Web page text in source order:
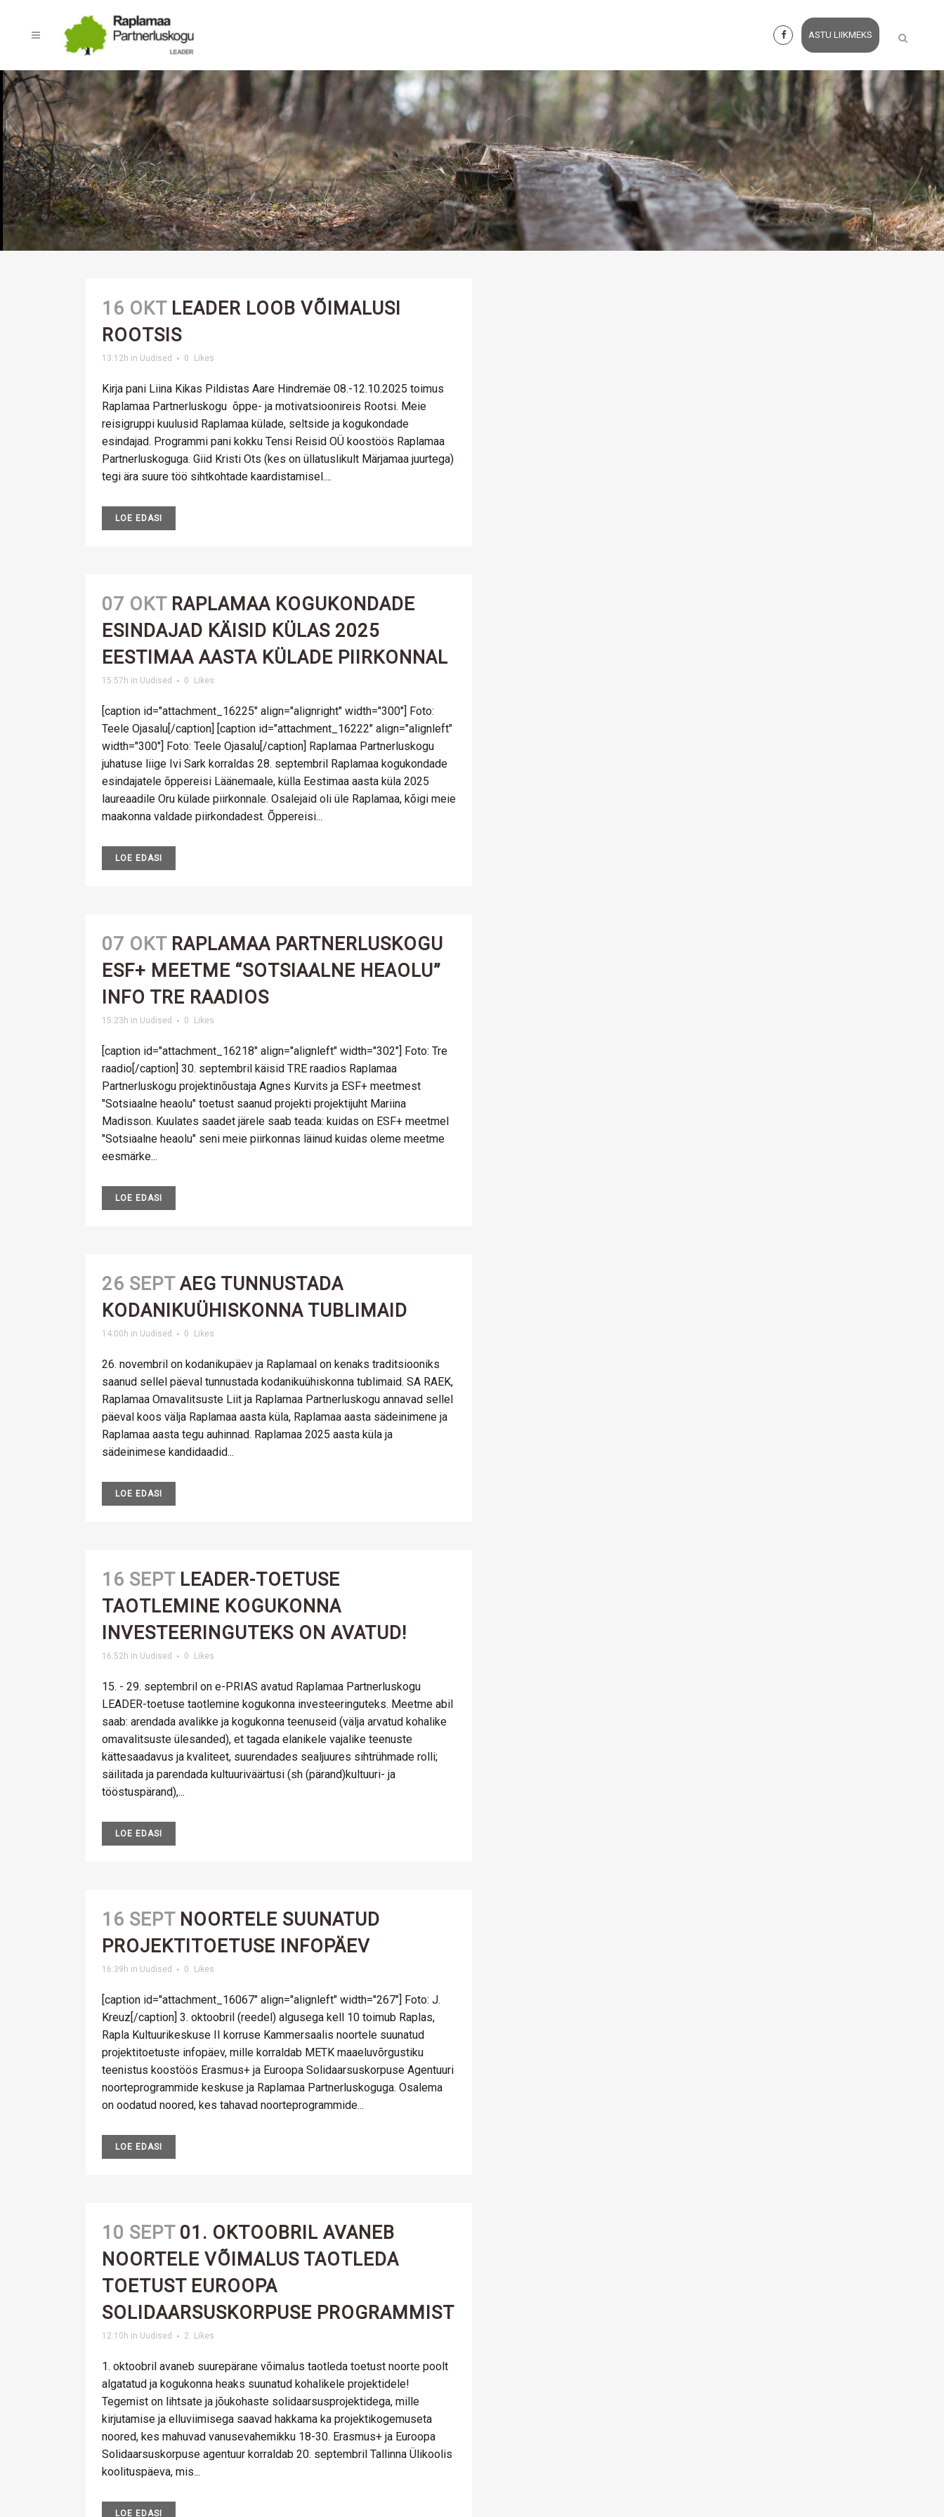
ASTU LIIKMEKS
16 OKT LEADER LOOB VÕIMALUSI
ROOTSIS
13:12h in Uudised 0 Likes
Kirja pani Liina Kikas Pildistas Aare Hindremäe 08.-12.10.2025 toimus
Raplamaa Partnerluskogu õppe- ja motivatsioonireis Rootsi. Meie
reisigruppi kuulusid Raplamaa külade, seltside ja kogukondade
esindajad. Programmi pani kokku Tensi Reisid OÜ koostöös Raplamaa
Partnerluskoguga. Giid Kristi Ots (kes on üllatuslikult Märjamaa juurtega)
tegi ära suure töö sihtkohtade kaardistamisel....
LOE EDASI
07 OKT RAPLAMAA KOGUKONDADE
ESINDAJAD KÄISID KÜLAS 2025
EESTIMAA AASTA KÜLADE PIIRKONNAL
15:57h in Uudised 0 Likes
[caption id="attachment_16225" align="alignright" width="300"] Foto:
Teele Ojasalu[/caption] [caption id="attachment_16222" align="alignleft"
width="300"] Foto: Teele Ojasalu[/caption] Raplamaa Partnerluskogu
juhatuse liige Ivi Sark korraldas 28. septembril Raplamaa kogukondade
esindajatele õppereisi Läänemaale, külla Eestimaa aasta küla 2025
laureaadile Oru külade piirkonnale. Osalejaid oli üle Raplamaa, kõigi meie
maakonna valdade piirkondadest. Õppereisi...
LOE EDASI
07 OKT RAPLAMAA PARTNERLUSKOGU
ESF+ MEETME “SOTSIAALNE HEAOLU”
INFO TRE RAADIOS
15:23h in Uudised 0 Likes
[caption id="attachment_16218" align="alignleft" width="302"] Foto: Tre
raadio[/caption] 30. septembril käisid TRE raadios Raplamaa
Partnerluskogu projektinõustaja Agnes Kurvits ja ESF+ meetmest
"Sotsiaalne heaolu" toetust saanud projekti projektijuht Mariina
Madisson. Kuulates saadet järele saab teada: kuidas on ESF+ meetmel
"Sotsiaalne heaolu" seni meie piirkonnas läinud kuidas oleme meetme
eesmärke...
LOE EDASI
26 SEPT AEG TUNNUSTADA
KODANIKUÜHISKONNA TUBLIMAID
14:00h in Uudised 0 Likes
26. novembril on kodanikupäev ja Raplamaal on kenaks traditsiooniks
saanud sellel päeval tunnustada kodanikuühiskonna tublimaid. SA RAEK,
Raplamaa Omavalitsuste Liit ja Raplamaa Partnerluskogu annavad sellel
päeval koos välja Raplamaa aasta küla, Raplamaa aasta sädeinimene ja
Raplamaa aasta tegu auhinnad. Raplamaa 2025 aasta küla ja
sädeinimese kandidaadid...
LOE EDASI
16 SEPT LEADER-TOETUSE
TAOTLEMINE KOGUKONNA
INVESTEERINGUTEKS ON AVATUD!
16:52h in Uudised 0 Likes
15. - 29. septembril on e-PRIAS avatud Raplamaa Partnerluskogu
LEADER-toetuse taotlemine kogukonna investeeringuteks. Meetme abil
saab: arendada avalikke ja kogukonna teenuseid (välja arvatud kohalike
omavalitsuste ülesanded), et tagada elanikele vajalike teenuste
kättesaadavus ja kvaliteet, suurendades sealjuures sihtrühmade rolli;
säilitada ja parendada kultuuriväärtusi (sh (pärand)kultuuri- ja
tööstuspärand),...
LOE EDASI
16 SEPT NOORTELE SUUNATUD
PROJEKTITOETUSE INFOPÄEV
16:39h in Uudised 0 Likes
[caption id="attachment_16067" align="alignleft" width="267"] Foto: J.
Kreuz[/caption] 3. oktoobril (reedel) algusega kell 10 toimub Raplas,
Rapla Kultuurikeskuse II korruse Kammersaalis noortele suunatud
projektitoetuste infopäev, mille korraldab METK maaeluvõrgustiku
teenistus koostöös Erasmus+ ja Euroopa Solidaarsuskorpuse Agentuuri
noorteprogrammide keskuse ja Raplamaa Partnerluskoguga. Osalema
on oodatud noored, kes tahavad noorteprogrammide...
LOE EDASI
10 SEPT 01. OKTOOBRIL AVANEB
NOORTELE VÕIMALUS TAOTLEDA
TOETUST EUROOPA
SOLIDAARSUSKORPUSE PROGRAMMIST
12:10h in Uudised 2 Likes
1. oktoobril avaneb suurepärane võimalus taotleda toetust noorte poolt
algatatud ja kogukonna heaks suunatud kohalikele projektidele!
Tegemist on lihtsate ja jõukohaste solidaarsusprojektidega, mille
kirjutamise ja elluviimisega saavad hakkama ka projektikogemuseta
noored, kes mahuvad vanusevahemikku 18-30. Erasmus+ ja Euroopa
Solidaarsuskorpuse agentuur korraldab 20. septembril Tallinna Ülikoolis
koolituspäeva, mis...
LOE EDASI